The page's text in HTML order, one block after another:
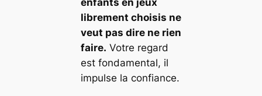
librement choisis ne
veut pas dire ne rien
faire. Votre regard
est fondamental, il
impulse la confiance.